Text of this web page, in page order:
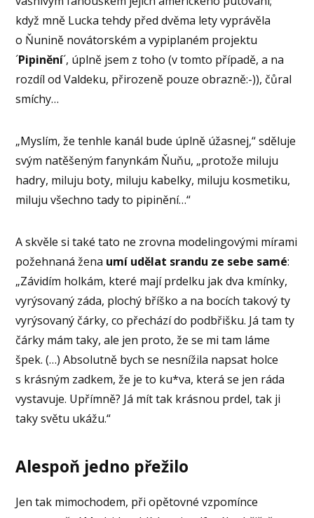
když mně Lucka tehdy před dvěma lety vyprávěla
o Ňunině novátorském a vypiplaném projektu
´Pipinění´, úplně jsem z toho (v tomto případě, a na
rozdíl od Valdeku, přirozeně pouze obrazně:-)), čůral
smíchy…
„Myslím, že tenhle kanál bude úplně úžasnej,“ sděluje
svým natěšeným fanynkám Ňuňu, „protože miluju
hadry, miluju boty, miluju kabelky, miluju kosmetiku,
miluju všechno tady to pipinění…“
A skvěle si také tato ne zrovna modelingovými mírami
požehnaná žena umí udělat srandu ze sebe samé:
„Závidím holkám, které mají prdelku jak dva kmínky,
vyrýsovaný záda, plochý bříško a na bocích takový ty
vyrýsovaný čárky, co přechází do podbřišku. Já tam ty
čárky mám taky, ale jen proto, že se mi tam láme
špek. (…) Absolutně bych se nesnížila napsat holce
s krásným zadkem, že je to ku*va, která se jen ráda
vystavuje. Upřímně? Já mít tak krásnou prdel, tak ji
taky světu ukážu.“
Alespoň jedno přežilo
Jen tak mimochodem, při opětovné vzpomínce